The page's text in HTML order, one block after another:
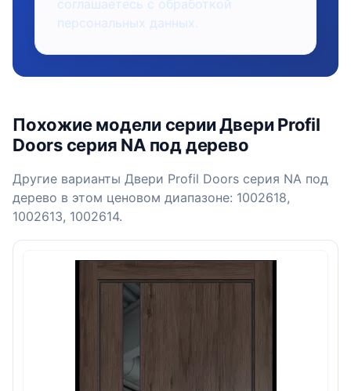
соглашаетесь с обработкой
персональных данных.
Похожие модели серии Двери Profil
Doors серия NA под дерево
Другие варианты Двери Profil Doors серия NA под
дерево в этом ценовом диапазоне: 1002618,
1002613, 1002614.